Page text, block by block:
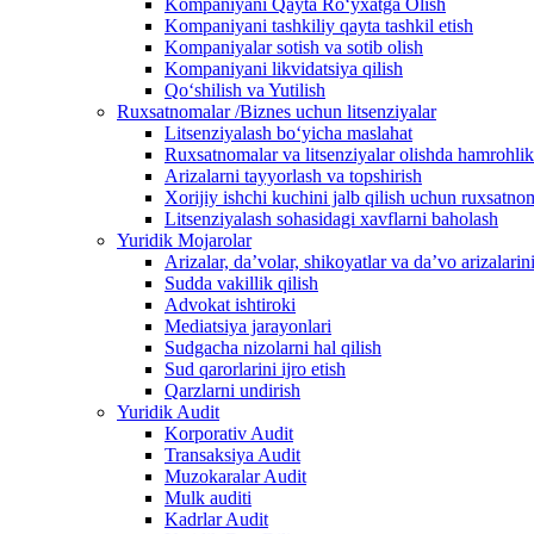
Kompaniyani tashkiliy qayta tashkil etish
Kompaniyalar sotish va sotib olish
Kompaniyani likvidatsiya qilish
Qo‘shilish va Yutilish
Ruxsatnomalar /Biznes uchun litsenziyalar
Litsenziyalash boʻyicha maslahat
Ruxsatnomalar va litsenziyalar olishda
Arizalarni tayyorlash va topshirish
Xorijiy ishchi kuchini jalb qilish uchun
Litsenziyalash sohasidagi xavflarni baholash
Yuridik Mojarolar
Arizalar, daʼvolar, shikoyatlar va daʼvo
Sudda vakillik qilish
Advokat ishtiroki
Mediatsiya jarayonlari
Sudgacha nizolarni hal qilish
Sud qarorlarini ijro etish
Qarzlarni undirish
Yuridik Audit
Korporativ Audit
Transaksiya Audit
Muzokaralar Audit
Mulk auditi
Kadrlar Audit